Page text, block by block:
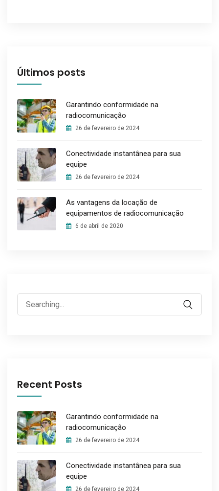
Últimos posts
Garantindo conformidade na
radiocomunicação
26 de fevereiro de 2024
Conectividade instantânea para sua
equipe
26 de fevereiro de 2024
As vantagens da locação de
equipamentos de radiocomunicação
6 de abril de 2020
Search
for:
Recent Posts
Garantindo conformidade na
radiocomunicação
26 de fevereiro de 2024
Conectividade instantânea para sua
equipe
26 de fevereiro de 2024